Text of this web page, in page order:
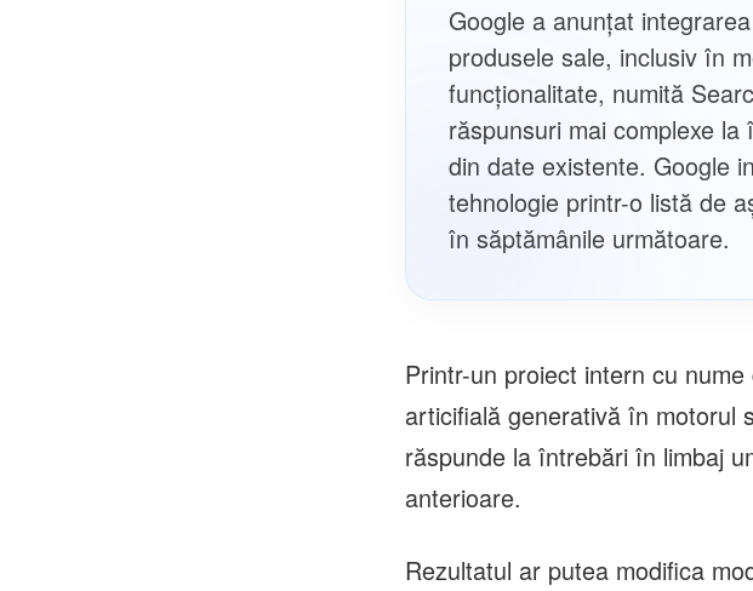
Google a anunțat
produsele sale, inclusiv în
funcționalitate, numită
răspunsuri mai complexe
din date existente. Google
tehnologie printr-o listă de
în săptămânile următoare.
Printr-un proiect intern cu
articifială generativă în motorul
răspunde la întrebări în limbaj
anterioare.
Rezultatul ar putea modifica